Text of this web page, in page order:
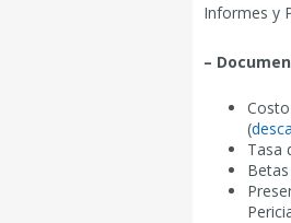
Informes y
–
(
Tasa